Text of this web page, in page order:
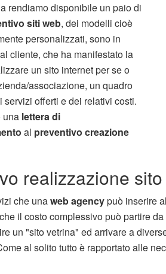
rendiamo disponibile un paio di
siti web, dei modelli cioè
personalizzati, sono in
cliente, che ha manifestato la
un sito internet per se o
associazione, un quadro
servizi offerti e dei relativi costi.
una lettera di
al preventivo creazione
realizzazione
che unaweb agencypuò inserire
il costo complessivo può partire
un "sito vetrina" ed arrivare a
al solito tutto è rapportato alle